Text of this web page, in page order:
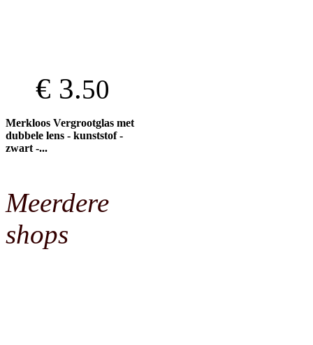
€ 3.50
Merkloos Vergrootglas met
dubbele lens - kunststof -
zwart -...
Meerdere
shops